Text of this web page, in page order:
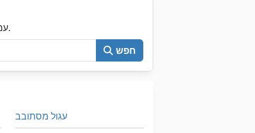
עכשיו חפש את כל Machineseeker עם יותר מ-200,000 מכונות יד שנייה.
חפש
עגול מסתובב